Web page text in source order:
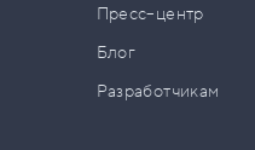
Пресс–центр
Блог
Разработчикам